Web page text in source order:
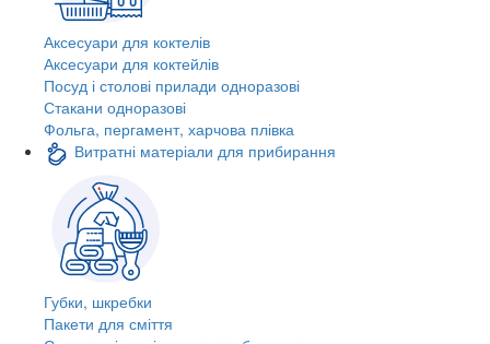
Аксесуари для коктелів
Аксесуари для коктейлів
Посуд і столові прилади одноразові
Стакани одноразові
Фольга, пергамент, харчова плівка
Витратні матеріали для прибирання
Губки, шкребки
Пакети для сміття